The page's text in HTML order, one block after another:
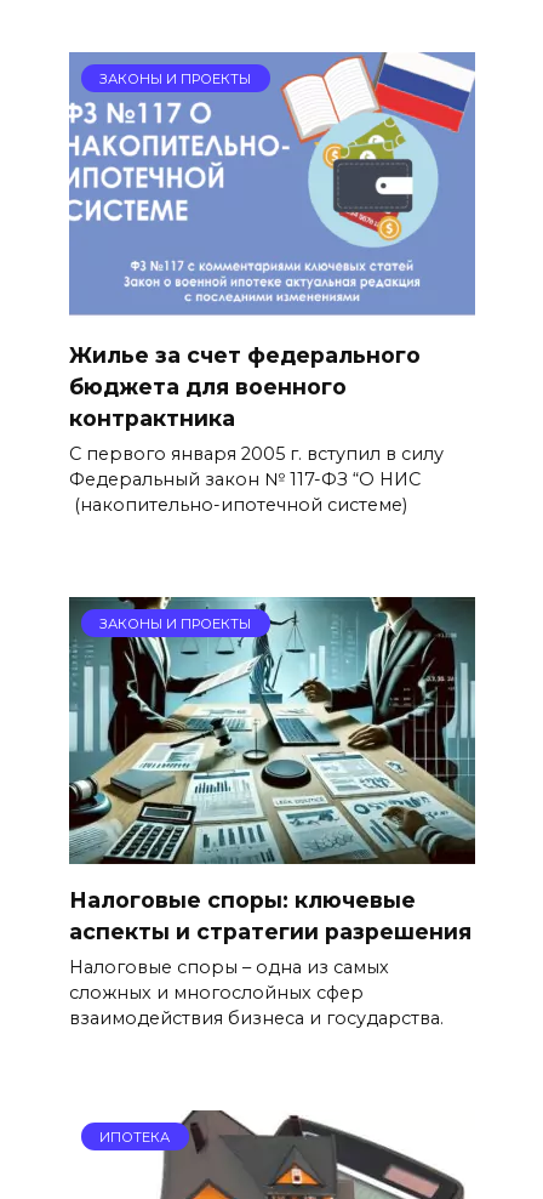
ЗАКОНЫ И ПРОЕКТЫ
Жилье за счет федерального
бюджета для военного
контрактника
С первого января 2005 г. вступил в силу
Федеральный закон № 117-ФЗ “О НИС
(накопительно-ипотечной системе)
ЗАКОНЫ И ПРОЕКТЫ
Налоговые споры: ключевые
аспекты и стратегии разрешения
Налоговые споры – одна из самых
сложных и многослойных сфер
взаимодействия бизнеса и государства.
ИПОТЕКА